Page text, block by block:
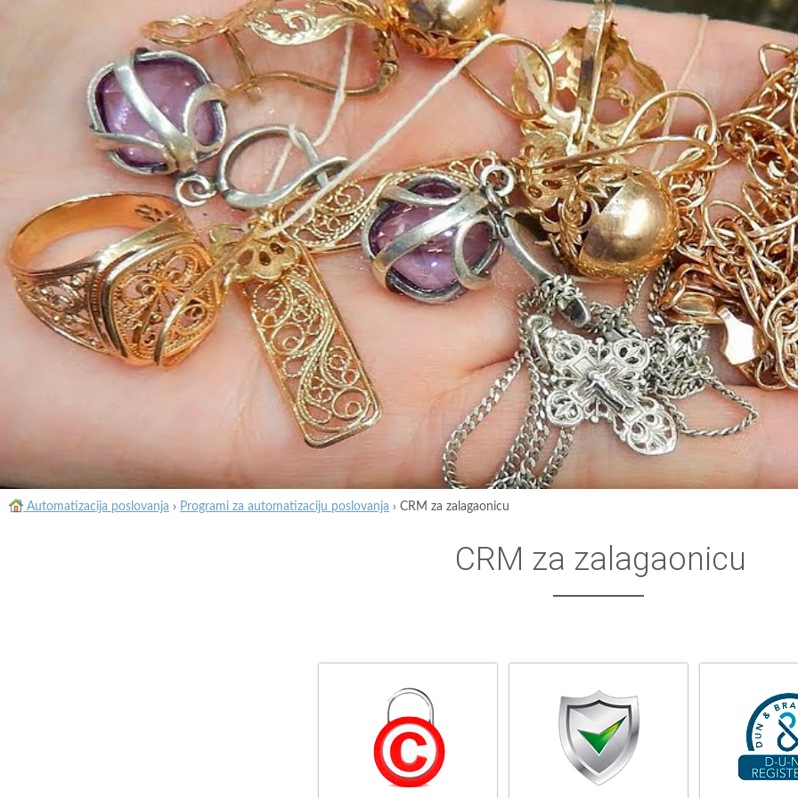
Automatizacija poslovanja › Programi za automatizaciju poslovanja › CRM za zalagaonicu
CRM za zalagaonicu